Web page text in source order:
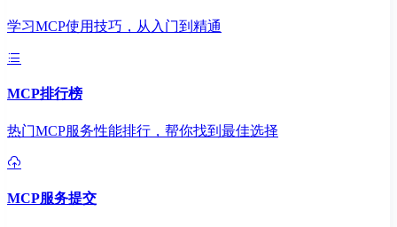
学习MCP使用技巧，从入门到精通
MCP排行榜
热门MCP服务性能排行，帮你找到最佳选择
MCP服务提交